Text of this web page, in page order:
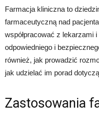
Farmacja kliniczna to
farmaceutyczną nad
współpracować z lekarzami
odpowiedniego i
również, jak prowadzić
jak udzielać im porad
Zastosowania